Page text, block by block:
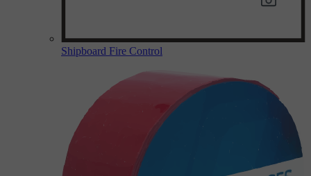
Shipboard Fire Control